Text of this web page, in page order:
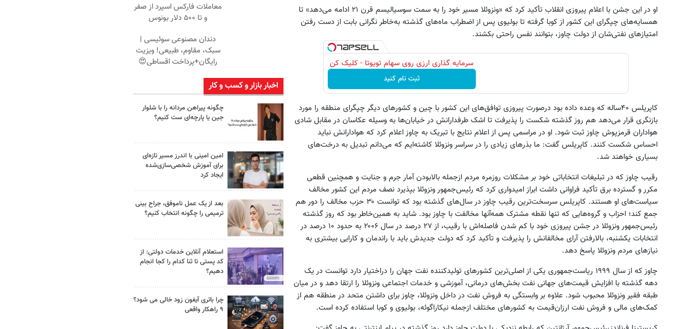
او در این جشن با اعلام پیروزی انقلاب تأکید کرد که «ونزوئلا مسیر خود را به سمت سوسیالیسم قرن ۲۱ ادامه می‌دهد» تا
همسایه‌های چپگرای این کشور از کوبا گرفته تا بولیوی پس از اضطراب ماه‌های گذشته به‌خاطر نگرانی بابت از دست رفتن
امتیازهای نفتی‌شان از دولت چاوز، بتوانند نفس راحتی بکشند.
سرمایه گذاری ارزی روی سهام تویوتا - کلیک کن
ثبت نام کنید
کاپریلس ۴۰ساله که وعده داده بود درصورت پیروزی توافق‌های این کشور با چین و کشورهای دیگر چپگرای منطقه را مورد
بازنگری قرار می‌دهد هم روز گذشته شکست را پذیرفت تا اشک طرفدارانش در خیابان‌ها به وسیله عکاسان در مقابل شادی
هواداران قرمزپوش چاوز ثبت شود. او در مراسمی پس از اعلام نتایج با تبریک به چاوز اعلام کرد که هوادارانش نباید
احساس شکست کنند. کاپریلس گفت: ما بذرهای زیادی را در سراسر ونزوئلا کاشته‌ایم که می‌دانم تبدیل به درخت‌های
بسیاری خواهند شد.
رقیب چاوز که در تبلیغات انتخاباتی خود بر مشکلات روزمره مردم ازجمله بالابودن آمار جرم و جنایت و همچنین قطعی
مکرر و گسترده برق تأکید فراوانی داشت ابراز امیدواری کرد که رئیس‌جمهور ونزوئلا بپذیرد نصف مردم این کشور مخالف
سیاست‌های او هستند. کاپریلس سرسخت‌ترین رقیب چاوز در سال‌های گذشته بود که توانست ۳۰ حزب مخالف را دور هم
جمع کند؛ احزاب و گروه‌هایی که تنها نقطه مشترک همه‌آنها مخالفت با چاوز بود. شاید به همین‌خاطر بود که روز گذشته
رئیس‌جمهور ونزوئلا در جشن پیروزی خود با کم شدن فاصله‌‌اش با رقیب، از ۲۷ درصد در سال ۲۰۰۶ به حدود ۱۰ درصد در
انتخابات یکشنبه، بالارفتن آرای مخالفانش را پذیرفت و تأکید کرد که دولت جدیدش باید با راندمان و کارایی بیشتری به
نیازهای مردم ونزوئلا پاسخ دهد.
چاوز که از سال ۱۹۹۹ ریاست‌جمهوری یکی از اصلی‌ترین کشورهای تولیدکننده نفت جهان را دراختیار دارد توانست در یک
دهه گذشته با افزایش قیمت‌های جهانی نفت بخش‌های درمانی، آموزشی و خدمات اجتماعی ونزوئلا را ارتقا دهد و در میان
طبقه فقیر ونزوئلا محبوب شود. علاوه بر وابستگی به فروش نفت در داخل ونزوئلا، چاوز برای داشتن متحد در منطقه هم از
کمک‌های مالی و فروش نفت ارزان‌قیمت به کشورهای مختلف ازجمله نیکاراگوئه، بولیوی و کوبا استفاده کرده است.
معاملات فارکس اسپرد از صفر
و تا ۵۰۰ دلار بونوس
دندان مصنوعی سوئیسی |
سبک، مقاوم، طبیعی! ویزیت
رایگان+پرداخت اقساطی😍
اخبار بازار و کسب و کار
چگونه پیراهن مردانه را با شلوار
جین یا پارچه‌ای ست کنیم؟
امین امینی با اندرز مسیر تازه‌ای
برای آموزش شخصی‌سازی‌شده
ایجاد کرد
بعد از یک عمل ناموفق، جراح بینی
ترمیمی را چگونه انتخاب کنیم؟
استعلام آنلاین خدمات دولتی: از
کد پستی تا ثنا کدام را کجا انجام
دهیم؟
چرا باتری آیفون زود خالی می شود؟
۹ راهکار واقعی